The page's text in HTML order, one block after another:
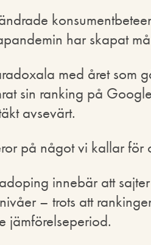
har skapat
med året som
sin ranking på
avsevärt.
på något vi kallar för
innebär att
– trots att
jämförelseperiod.